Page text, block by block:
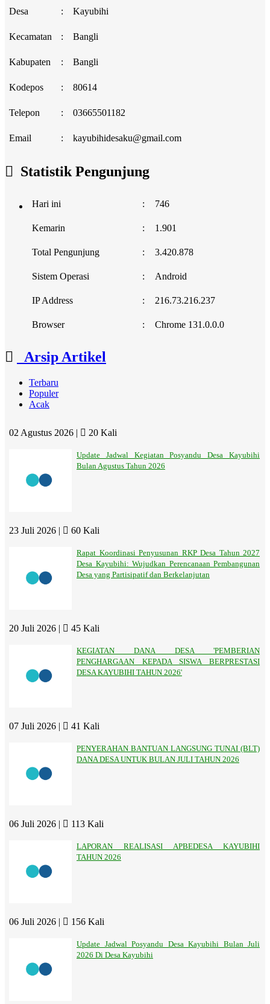
Desa : Kayubihi
Kecamatan : Bangli
Kabupaten : Bangli
Kodepos : 80614
Telepon : 03665501182
Email : kayubihidesaku@gmail.com
Statistik Pengunjung
Hari ini : 746
Kemarin : 1.901
Total Pengunjung : 3.420.878
Sistem Operasi : Android
IP Address : 216.73.216.237
Browser : Chrome 131.0.0.0
Arsip Artikel
Terbaru
Populer
Acak
02 Agustus 2026 | 20 Kali
Update Jadwal Kegiatan Posyandu Desa Kayubihi
Bulan Agustus Tahun 2026
23 Juli 2026 | 60 Kali
Rapat Koordinasi Penyusunan RKP Desa Tahun 2027
Desa Kayubihi: Wujudkan Perencanaan Pembangunan
Desa yang Partisipatif dan Berkelanjutan
20 Juli 2026 | 45 Kali
KEGIATAN DANA DESA 'PEMBERIAN
PENGHARGAAN KEPADA SISWA BERPRESTASI
DESA KAYUBIHI TAHUN 2026'
07 Juli 2026 | 41 Kali
PENYERAHAN BANTUAN LANGSUNG TUNAI (BLT)
DANA DESA UNTUK BULAN JULI TAHUN 2026
06 Juli 2026 | 113 Kali
LAPORAN REALISASI APBEDESA KAYUBIHI
TAHUN 2026
06 Juli 2026 | 156 Kali
Update Jadwal Posyandu Desa Kayubihi Bulan Juli
2026 Di Desa Kayubihi